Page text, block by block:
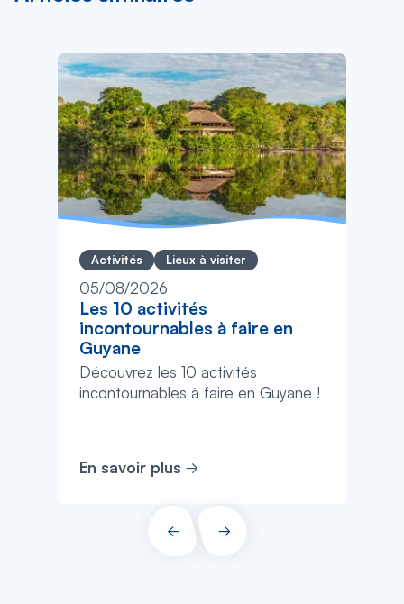
Activités Lieux à visiter
05/08/2026
Les 10 activités
incontournables à faire en
Guyane
Découvrez les 10 activités
incontournables à faire en Guyane !
En savoir plus
PRÉCÉDENT
SUIVANT